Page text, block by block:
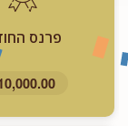
פרנס